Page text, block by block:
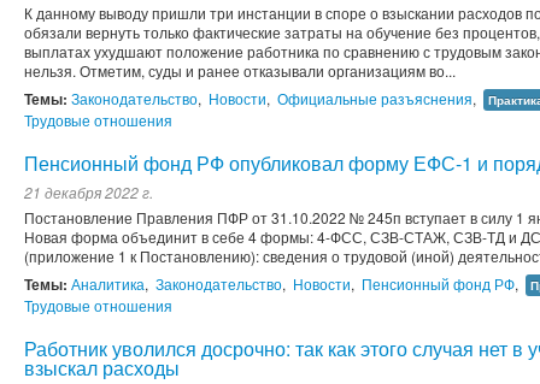
К данному выводу пришли три инстанции в споре о взыскании расходов
обязали вернуть только фактические затраты на обучение без
выплатах ухудшают положение работника по сравнению с трудовым
нельзя. Отметим, суды и ранее отказывали организациям во...
Темы: Законодательство, Новости, Официальные разъяснения,
Трудовые отношения
Пенсионный фонд РФ опубликовал форму ЕФС-1 и
21 декабря 2022 г.
Постановление Правления ПФР от 31.10.2022 № 245п вступает в силу 1
Новая форма объединит в себе 4 формы: 4-ФСС, СЗВ-СТАЖ, СЗВ-ТД и
(приложение 1 к Постановлению): сведения о трудовой (иной)
Темы: Аналитика, Законодательство, Новости, Пенсионный фонд РФ,
Трудовые отношения
Работник уволился досрочно: так как этого случая нет в
взыскал расходы